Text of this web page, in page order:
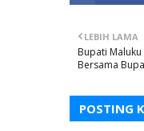
LEBIH LAMA
Bupati
Bersama
POSTING